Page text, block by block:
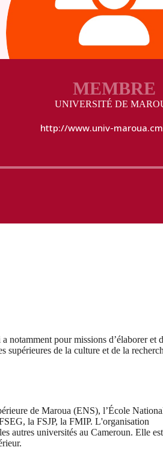
MEMBRE
UNIVERSITÉ DE
http://www.univ-
notamment pour missions d’élaborer et
supérieures de la culture et de la
de Maroua (ENS), l’École
la FSJP, la FMIP. L'organisation
autres universités au Cameroun. Elle